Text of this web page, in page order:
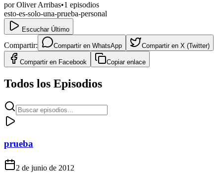
porOliver Arribas•1 episodios
esto-es-solo-una-prueba-personal
Escuchar Último
Compartir: Compartir en WhatsApp Compartir en X (Twitter)
Compartir en Facebook Copiar enlace
Todos los Episodios
prueba
2 de junio de 2012